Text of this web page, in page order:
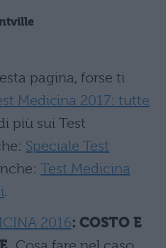
pagina, forse ti
Medicina 2017: tutte
più sui Test
Speciale Test
Test Medicina
.
2016: COSTO E